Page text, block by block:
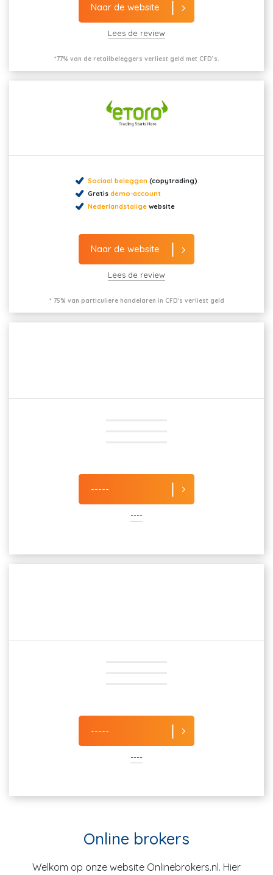
Naar de website
Lees de review
*77% van de retailbeleggers verliest geld met CFD’s.
Sociaal beleggen (copytrading)
Gratis demo-account
Nederlandstalige website
Naar de website
Lees de review
* 75% van particuliere handelaren in CFD's verliest geld
-----
----
-----
----
Online brokers
Welkom op onze website Onlinebrokers.nl. Hier